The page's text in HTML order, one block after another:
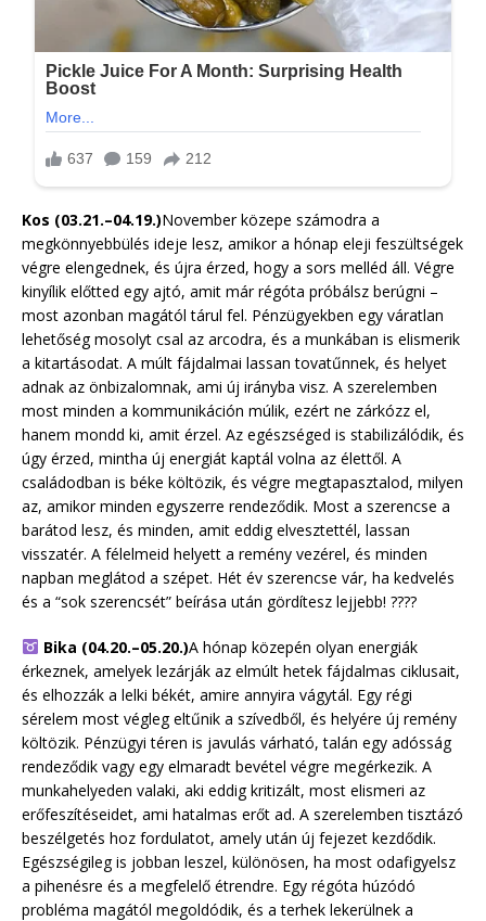
Kos (03.21.–04.19.)November közepe számodra a
megkönnyebbülés ideje lesz, amikor a hónap eleji feszültségek
végre elengednek, és újra érzed, hogy a sors melléd áll. Végre
kinyílik előtted egy ajtó, amit már régóta próbálsz berúgni –
most azonban magától tárul fel. Pénzügyekben egy váratlan
lehetőség mosolyt csal az arcodra, és a munkában is elismerik
a kitartásodat. A múlt fájdalmai lassan tovatűnnek, és helyet
adnak az önbizalomnak, ami új irányba visz. A szerelemben
most minden a kommunikáción múlik, ezért ne zárkózz el,
hanem mondd ki, amit érzel. Az egészséged is stabilizálódik, és
úgy érzed, mintha új energiát kaptál volna az élettől. A
családodban is béke költözik, és végre megtapasztalod, milyen
az, amikor minden egyszerre rendeződik. Most a szerencse a
barátod lesz, és minden, amit eddig elvesztettél, lassan
visszatér. A félelmeid helyett a remény vezérel, és minden
napban meglátod a szépet. Hét év szerencse vár, ha kedvelés
és a “sok szerencsét” beírása után gördítesz lejjebb! ????
Bika (04.20.–05.20.)A hónap közepén olyan energiák
érkeznek, amelyek lezárják az elmúlt hetek fájdalmas ciklusait,
és elhozzák a lelki békét, amire annyira vágytál. Egy régi
sérelem most végleg eltűnik a szívedből, és helyére új remény
költözik. Pénzügyi téren is javulás várható, talán egy adósság
rendeződik vagy egy elmaradt bevétel végre megérkezik. A
munkahelyeden valaki, aki eddig kritizált, most elismeri az
erőfeszítéseidet, ami hatalmas erőt ad. A szerelemben tisztázó
beszélgetés hoz fordulatot, amely után új fejezet kezdődik.
Egészségileg is jobban leszel, különösen, ha most odafigyelsz
a pihenésre és a megfelelő étrendre. Egy régóta húzódó
probléma magától megoldódik, és a terhek lekerülnek a